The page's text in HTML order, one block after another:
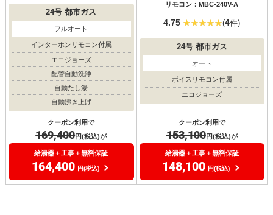
24号 都市ガス
フルオート
インターホンリモコン付属
エコジョーズ
配管自動洗浄
自動たし湯
自動沸き上げ
クーポン利用で
169,400円(税込)が
給湯器＋工事＋無料保証
164,400 円(税込)
リモコン：MBC-240V-A
4.75 (4件)
24号都市ガス
オート
ボイスリモコン付属
エコジョーズ
クーポン利用で
153,100円(税込)が
給湯器＋工事＋無料保証
148,100 円(税込)